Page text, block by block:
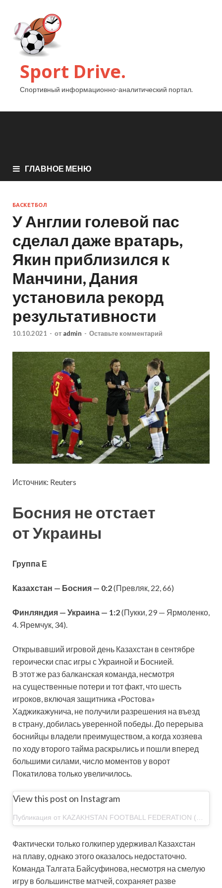
Sport Drive.
Спортивный информационно-аналитический портал.
ГЛАВНОЕ МЕНЮ
БАСКЕТБОЛ
У Англии голевой пас
сделал даже вратарь,
Якин приблизился к
Манчини, Дания
установила рекорд
результативности
10.10.2021 - от admin - Оставьте комментарий
Источник: Reuters
Босния не отстает
от Украины
Группа Е
Казахстан — Босния — 0:2(Превляк, 22, 66)
Финляндия — Украина — 1:2(Пукки, 29 — Ярмоленко,
4. Яремчук, 34).
Открывавший игровой день Казахстан в сентябре
героически спас игры с Украиной и Боснией.
В этот же раз балканская команда, несмотря
на существенные потери и тот факт, что шесть
игроков, включая защитника «Ростова»
Хаджикажунича, не получили разрешения на въезд
в страну, добилась уверенной победы. До перерыва
боснийцы владели преимуществом, а когда хозяева
по ходу второго тайма раскрылись и пошли вперед
большими силами, число моментов у ворот
Покатилова только увеличилось.
View this post on Instagram
Фактически только голкипер удерживал Казахстан
на плаву, однако этого оказалось недостаточно.
Команда Талгата Байсуфинова, несмотря на смелую
игру в большинстве матчей, сохраняет разве